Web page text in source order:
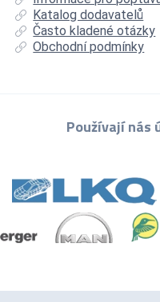
Katalog dodavatelů
Často kladené otázky
Obchodní podmínky
Používají nás